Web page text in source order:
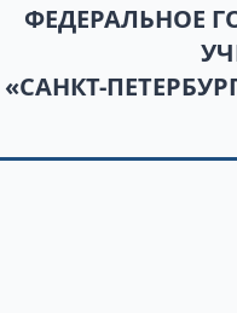
ФЕДЕРАЛЬНОЕ
«САНКТ-